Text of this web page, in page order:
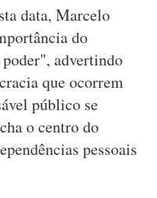
data, Marcelo
do
advertindo
que ocorrem
público se
o centro do
pessoais